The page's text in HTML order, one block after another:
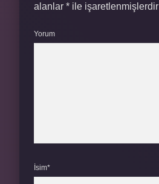
alanlar * ile işaretlenmişlerdir
Yorum
İsim*